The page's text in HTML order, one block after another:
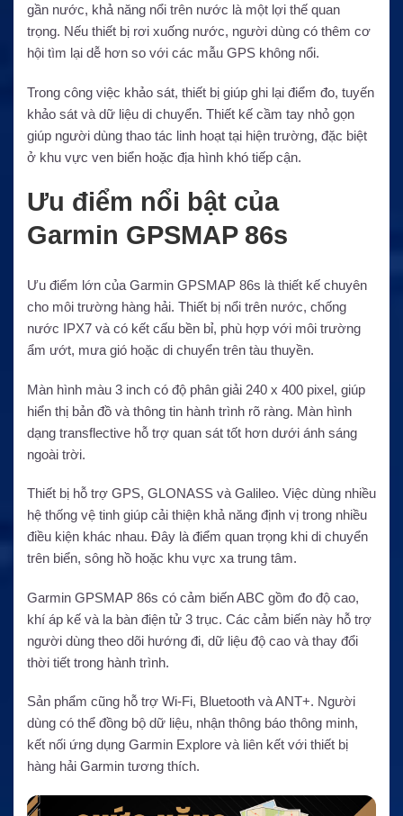
gần nước, khả năng nổi trên nước là một lợi thế quan
trọng. Nếu thiết bị rơi xuống nước, người dùng có thêm cơ
hội tìm lại dễ hơn so với các mẫu GPS không nổi.
Trong công việc khảo sát, thiết bị giúp ghi lại điểm đo, tuyến
khảo sát và dữ liệu di chuyển. Thiết kế cầm tay nhỏ gọn
giúp người dùng thao tác linh hoạt tại hiện trường, đặc biệt
ở khu vực ven biển hoặc địa hình khó tiếp cận.
Ưu điểm nổi bật của
Garmin GPSMAP 86s
Ưu điểm lớn của Garmin GPSMAP 86s là thiết kế chuyên
cho môi trường hàng hải. Thiết bị nổi trên nước, chống
nước IPX7 và có kết cấu bền bỉ, phù hợp với môi trường
ẩm ướt, mưa gió hoặc di chuyển trên tàu thuyền.
Màn hình màu 3 inch có độ phân giải 240 x 400 pixel, giúp
hiển thị bản đồ và thông tin hành trình rõ ràng. Màn hình
dạng transflective hỗ trợ quan sát tốt hơn dưới ánh sáng
ngoài trời.
Thiết bị hỗ trợ GPS, GLONASS và Galileo. Việc dùng nhiều
hệ thống vệ tinh giúp cải thiện khả năng định vị trong nhiều
điều kiện khác nhau. Đây là điểm quan trọng khi di chuyển
trên biển, sông hồ hoặc khu vực xa trung tâm.
Garmin GPSMAP 86s có cảm biến ABC gồm đo độ cao,
khí áp kế và la bàn điện tử 3 trục. Các cảm biến này hỗ trợ
người dùng theo dõi hướng đi, dữ liệu độ cao và thay đổi
thời tiết trong hành trình.
Sản phẩm cũng hỗ trợ Wi-Fi, Bluetooth và ANT+. Người
dùng có thể đồng bộ dữ liệu, nhận thông báo thông minh,
kết nối ứng dụng Garmin Explore và liên kết với thiết bị
hàng hải Garmin tương thích.